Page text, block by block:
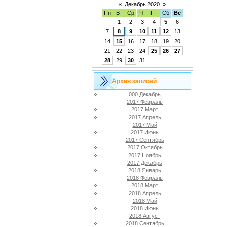
« Декабрь 2020 »
Пн
Вт Ср Чт Пт Сб
Вс
1
2 3 4 5
6
7
8 9 10 11 12
13
14
15 16 17 18 19
20
21
22 23 24 25 26
27
28
29 30 31
Архив записей
000 Декабрь
2017 Февраль
2017 Март
2017 Апрель
2017 Май
2017 Июнь
2017 Сентябрь
2017 Октябрь
2017 Ноябрь
2017 Декабрь
2018 Январь
2018 Февраль
2018 Март
2018 Апрель
2018 Май
2018 Июнь
2018 Август
2018 Сентябрь